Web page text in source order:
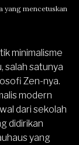
yang mencetuskan
minimalisme
salah satunya
Zen-nya.
modern
dari sekolah
didirikan
yang